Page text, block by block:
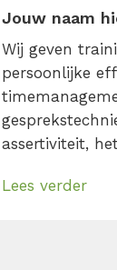
Jouw naam
Wij geven
persoonlijke
assertiviteit,
praktisch en
goed in. Zo
Lees verder